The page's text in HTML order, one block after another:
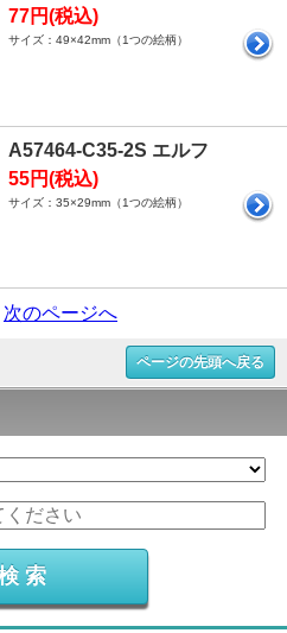
77円(税込)
サイズ：49×42mm（1つの絵柄）
A57464-C35-2S エルフ
55円(税込)
サイズ：35×29mm（1つの絵柄）
次のページへ
ページの先頭へ戻る